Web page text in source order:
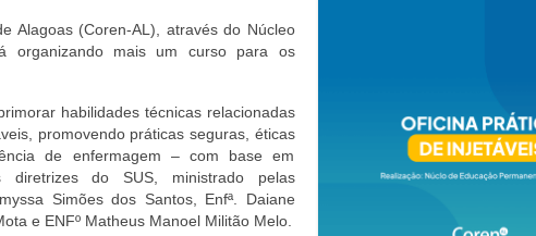
Alagoas (Coren-AL), através do Núcleo
organizando mais um curso para os
habilidades técnicas relacionadas
promovendo práticas seguras, éticas
de enfermagem – com base em
diretrizes do SUS, ministrado pelas
Simões dos Santos, Enfª. Daiane
e ENFº Matheus Manoel Militão Melo.